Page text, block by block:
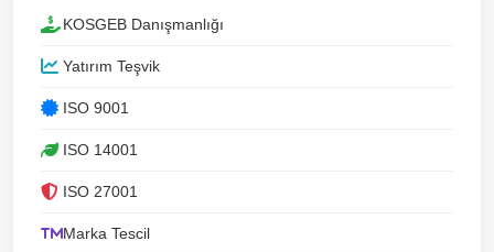
KOSGEB Danışmanlığı
Yatırım Teşvik
ISO 9001
ISO 14001
ISO 27001
Marka Tescil